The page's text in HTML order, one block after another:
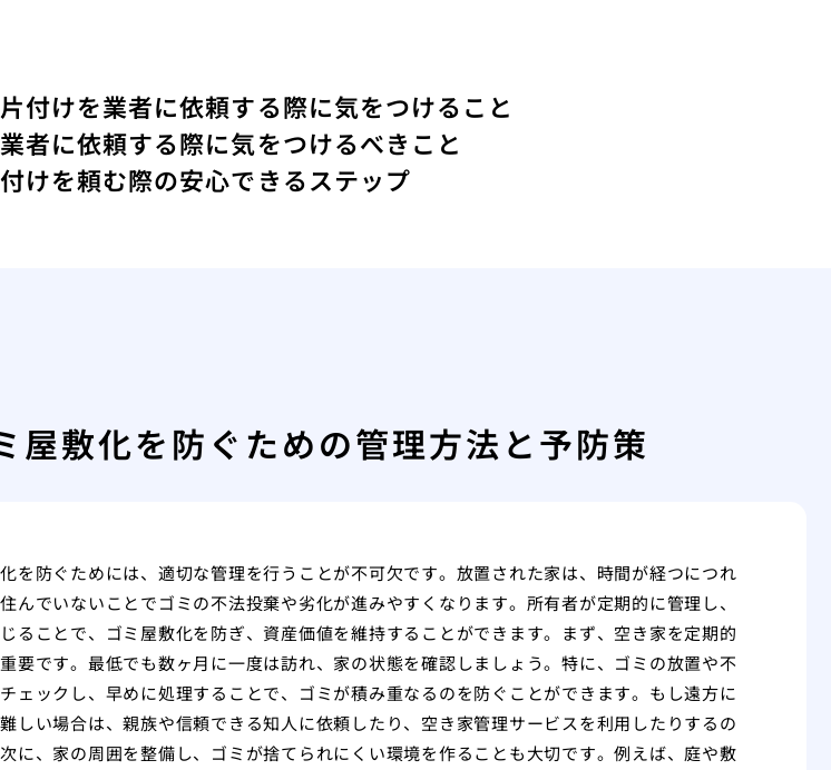
付けを業者に依頼する際に気をつけること
者に依頼する際に気をつけるべきこと
けを頼む際の安心できるステップ
屋敷化を防ぐための管理方法と予防策
を防ぐためには、適切な管理を行うことが不可欠です。放置された家は、時間が経つにつれ
んでいないことでゴミの不法投棄や劣化が進みやすくなります。所有者が定期的に管理し、
ることで、ゴミ屋敷化を防ぎ、資産価値を維持することができます。まず、空き家を定期的
要です。最低でも数ヶ月に一度は訪れ、家の状態を確認しましょう。特に、ゴミの放置や不
ェックし、早めに処理することで、ゴミが積み重なるのを防ぐことができます。もし遠方に
しい場合は、親族や信頼できる知人に依頼したり、空き家管理サービスを利用したりするの
に、家の周囲を整備し、ゴミが捨てられにくい環境を作ることも大切です。例えば、庭や敷